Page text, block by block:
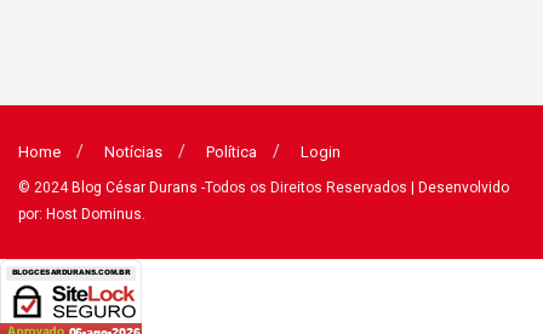
Home Notícias Política Login
© 2024 Blog César Durans -Todos os Direitos Reservados
| Desenvolvido
por: Host Dominus.